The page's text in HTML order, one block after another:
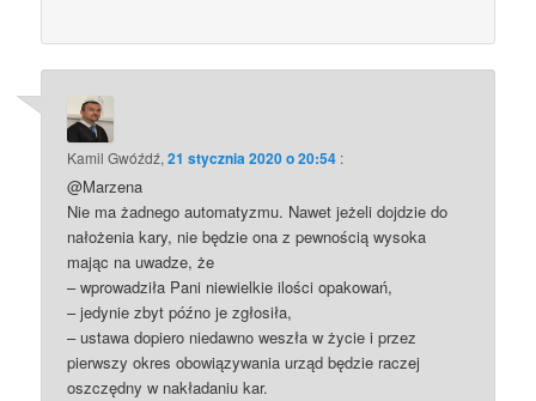
Kamil Gwóźdź,21 stycznia 2020 o 20:54 :
@Marzena
Nie ma żadnego automatyzmu. Nawet jeżeli dojdzie do
nałożenia kary, nie będzie ona z pewnością wysoka
mając na uwadze, że
– wprowadziła Pani niewielkie ilości opakowań,
– jedynie zbyt późno je zgłosiła,
– ustawa dopiero niedawno weszła w życie i przez
pierwszy okres obowiązywania urząd będzie raczej
oszczędny w nakładaniu kar.